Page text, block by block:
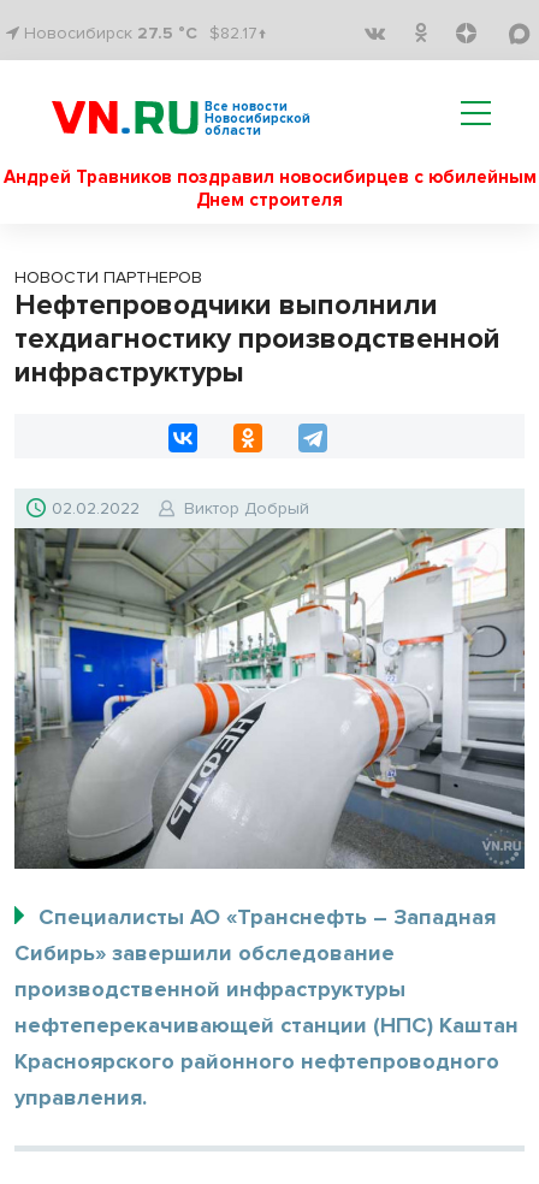
Новосибирск 27.5 °C $82.17↑
Все новости
Новосибирской
области
Андрей Травников поздравил новосибирцев с юбилейным
Днем строителя
НОВОСТИ ПАРТНЕРОВ
Нефтепроводчики выполнили
техдиагностику производственной
инфраструктуры
02.02.2022 Виктор Добрый
Специалисты АО «Транснефть – Западная
Сибирь» завершили обследование
производственной инфраструктуры
нефтеперекачивающей станции (НПС) Каштан
Красноярского районного нефтепроводного
управления.